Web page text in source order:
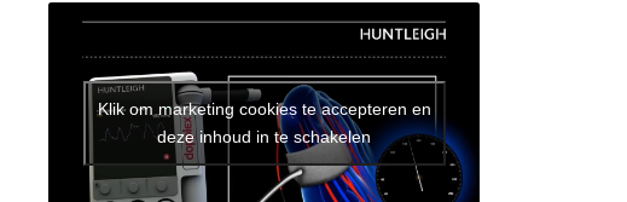
Klik om marketing cookies te accepteren en
deze inhoud in te schakelen